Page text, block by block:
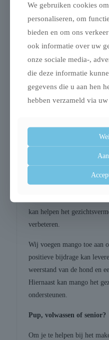
Mango
Azië. Het is een
bereiken.
E én is hij rijk aan kalium,
Verder bevat mango veel
bijdragen aan de
de spijsvertering. De
draagt bij aan de
kan helpen het
verbeteren.
Wij voegen mango toe aan
positieve bijdrage kan
weerstand van de hond en
Hiernaast kan mango het
ondersteunen.
Pup, volwassen of senior?
Om je te helpen bij het
We gebruiken cookies
personaliseren, om
bieden en om ons
ook informatie over uw
onze sociale media-,
die deze informatie
gegevens die u aan hen
hebben verzameld via